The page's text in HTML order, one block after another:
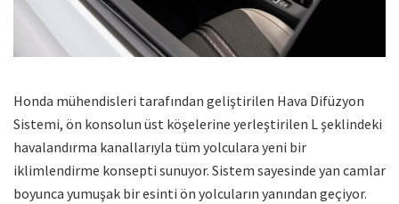
Honda mühendisleri tarafından geliştirilen Hava Difüzyon
Sistemi, ön konsolun üst köşelerine yerleştirilen L şeklindeki
havalandırma kanallarıyla tüm yolculara yeni bir
iklimlendirme konsepti sunuyor. Sistem sayesinde yan camlar
boyunca yumuşak bir esinti ön yolcuların yanından geçiyor.